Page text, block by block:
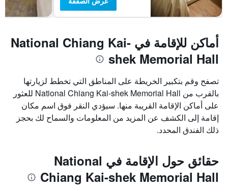
أماكن للإقامة في National Chiang Kai-
shek Memorial Hall
تصفح وقم بتكبير الخريطة على المناطق التي تخطط لزيارتها
بالقرب من National Chiang Kai-shek Memorial Hall للعثور
على أماكن الإقامة القريبة منها. سيؤدي النقر فوق اسم مكان
إقامة إلى الكشف عن المزيد من المعلومات والسماح لك بحجز
ذلك الفندق المحدد.
حقائق حول الإقامة في National
Chiang Kai-shek Memorial Hall